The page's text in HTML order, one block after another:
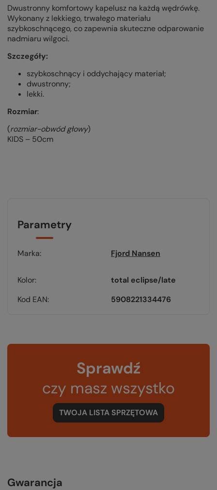
Dwustronny komfortowy kapelusz na każdą wędrówkę.
Wykonany z lekkiego, trwałego materiału
szybkoschnącego, co zapewnia skuteczne odparowanie
nadmiaru wilgoci.
Szczegóły:
szybkoschnący i oddychający materiał;
dwustronny;
lekki.
Rozmiar:
(rozmiar-obwód głowy)
KIDS – 50cm
Parametry
Marka Fjord Nansen
Kolor
total eclipse/late
Kod EAN
5908221334476
Sprawdź
czy masz wszystko
TWOJA LISTA SPRZĘTOWA
Gwarancja